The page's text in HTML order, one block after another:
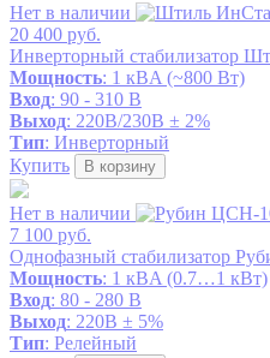
Нет в наличии
20 400 руб.
Инверторный стабилизатор
Мощность: 1 кВA (~800 Вт)
Вход: 90 - 310 В
Выход: 220В/230В ± 2%
Тип: Инверторный
Купить
В корзину
Нет в наличии
7 100 руб.
Однофазный стабилизатор
Мощность: 1 кВA (0.7…1 кВт)
Вход: 80 - 280 В
Выход: 220В ± 5%
Тип: Релейный